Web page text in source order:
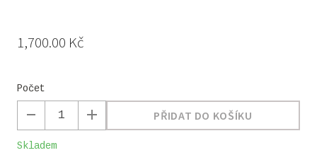
Cena:
1,700.00 Kč
Počet
PŘIDAT DO KOŠÍKU
Skladem